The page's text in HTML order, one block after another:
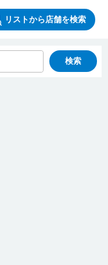
リストから店舗を検索
検索